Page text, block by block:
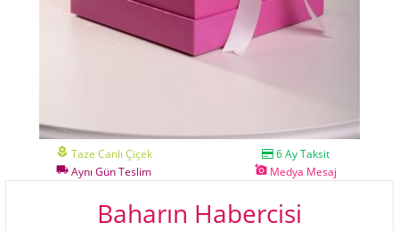
local_florist Taze Canlı Çiçek 6 Ay Taksit
local_shipping Aynı Gün Teslim add_a_photoMedya Mesaj
Baharın Habercisi